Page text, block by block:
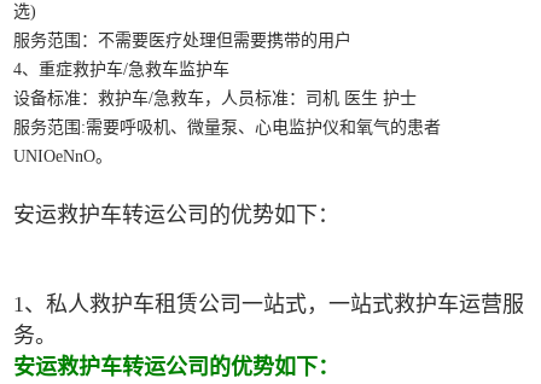
选)
服务范围：不需要医疗处理但需要携带的用户
4、重症救护车/急救车监护车
设备标准：救护车/急救车，人员标准：司机 医生 护士
服务范围:需要呼吸机、微量泵、心电监护仪和氧气的患者
UNIOeNnO。
安运救护车转运公司的优势如下：
1、私人救护车租赁公司一站式，一站式救护车运营服
务。
安运救护车转运公司的优势如下：